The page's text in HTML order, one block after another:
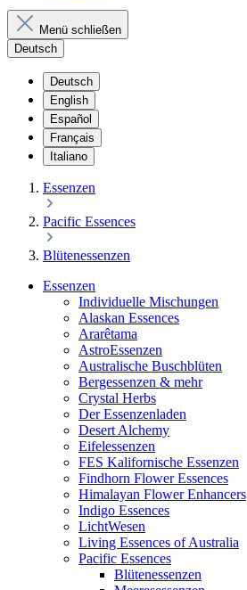
Menü schließen
Deutsch
Deutsch
English
Español
Français
Italiano
Essenzen
Pacific Essences
Blütenessenzen
Essenzen
Individuelle Mischungen
Alaskan Essences
Ararêtama
AstroEssenzen
Australische Buschblüten
Bergessenzen & mehr
Crystal Herbs
Der Essenzenladen
Desert Alchemy
Eifelessenzen
FES Kalifornische Essenzen
Findhorn Flower Essences
Himalayan Flower Enhancers
Indigo Essences
LichtWesen
Living Essences of Australia
Pacific Essences
Blütenessenzen